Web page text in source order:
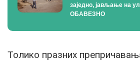
заједно, јављање на
ОБАВЕЗНО
Толико празних